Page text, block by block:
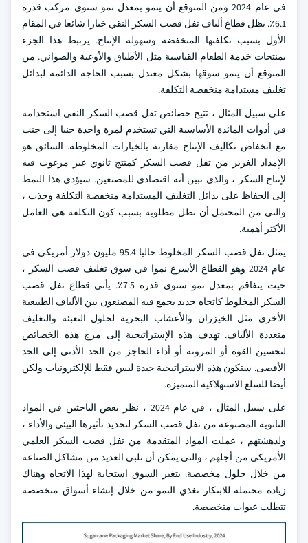
في عام 2024 ومن المتوقع أن ينمو بمعدل نمو سنوي مركب قدره
6.1٪. يظل قطاع ألياف تفل قصب السكر النقي خيارا شائعا في المقام
الأول بسبب تكلفتها المنخفضة وسهولة الإنتاج. يرتبط هذا الجزء
بمنتجات خدمة الطعام القياسية مثل الأطباق والأوعية والصواني. من
المتوقع أن ينمو سوقها بشكل معتدل بسبب الحاجة الدائمة لبدائل
تغليف مستدامة منخفضة التكلفة.
على سبيل المثال ، تتيح خصائص تفل قصب السكر النقي استخدامه
في أدوات المائدة الأساسية التي تستخدم لمرة واحدة جنبا إلى جنب
مع انخفاض تكاليف الإنتاج مقارنة بالخيارات المخلوطة. السائق هو
الإمداد الغزير من تفل قصب السكر كمنتج ثانوي غير مرغوب فيه
لإنتاج السكر ، والذي تبين أنه اقتصادي للمصنعين. سيؤدي هذا النمط
إلى الحفاظ على بدائل التغليف المستدامة منخفضة التكلفة وجذب ،
والتي من المحتمل أن تظل مطلوبة بسبب كون التكلفة هي العامل
الأكثر أهمية.
يمثل تفل قصب السكر المخلوط حاليا 95.4 مليون دولار أمريكي في
عام 2024 وهو القطاع الأسرع نموا في سوق تغليف قصب السكر ،
حيث يتفاقم بمعدل نمو سنوي قدره 7.5٪. يأتي قطاع تفل قصب
السكر المخلوط كاتجاه جديد يجمع فيه المصنعون بين الألياف الطبيعية
الأخرى مثل الخيزران والأعشاب البحرية لحلول التعبئة والتغليف
متعددة الألياف. تهدف هذه الإستراتيجية إلى مزج هذه الخصائص
لتحسين القوة أو المرونة أو أداء الحاجز من الحد الأدنى إلى الحد
الأقصى. ستكون هذه الاستراتيجية جيدة ليس فقط للإلكترونيات ولكن
أيضا للسلع الاستهلاكية المتميزة.
على سبيل المثال ، في عام 2024 ، نظر بعض الباحثين في المواد
النانوية المصنوعة من تفل قصب السكر لتحديد تأثيرها البيئي والأداء ،
ولدهشتهم ، عملت المواد المتقدمة من تفل قصب السكر العلمي
الأمريكي من أجلهم ، والتي يمكن أن تلبي العديد من مشاكل الصناعة
من خلال حلول مخصصة. يتغير السوق استجابة لهذا الاتجاه وهناك
زيادة محتملة للابتكار تغذي النمو من خلال إنشاء أسواق متخصصة
تتطلب عبوات متخصصة.